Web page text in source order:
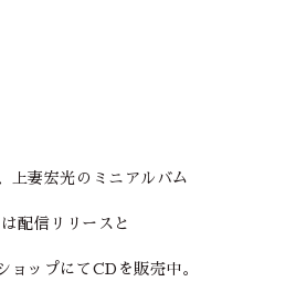
上妻宏光のミニアルバム
配信リリースと
ョップにてCDを販売中。